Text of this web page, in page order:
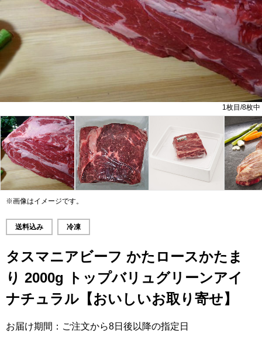
1枚目/8枚中
※画像はイメージです。
送料込み 冷凍
タスマニアビーフ かたロースかたま
り 2000g トップバリュグリーンアイ
ナチュラル【おいしいお取り寄せ】
お届け期間：ご注文から8日後以降の指定日